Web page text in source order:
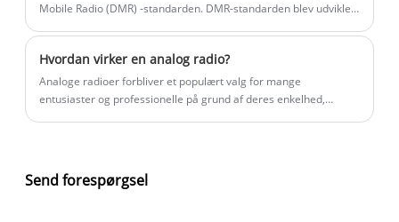
Mobile Radio (DMR) -standarden. DMR-standarden blev udviklet
kommercielle brugere i europæiske lande og levere effektive og
pålidelige kommunikationsløsninger.
Hvordan virker en analog radio?
Analoge radioer forbliver et populært valg for mange
entusiaster og professionelle på grund af deres enkelhed,
den rigtige enhed. Ved at forstå disse grundlæggende principper
kan du træffe informerede beslutninger og maksimere din
Send forespørgsel